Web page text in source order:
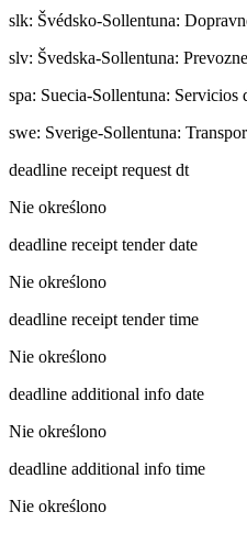
slk: Švédsko-Sollentuna:
slv: Švedska-Sollentuna:
spa: Suecia-Sollentuna: Servicios
swe: Sverige-Sollentuna:
deadline receipt request dt
Nie określono
deadline receipt tender date
Nie określono
deadline receipt tender time
Nie określono
deadline additional info date
Nie określono
deadline additional info time
Nie określono